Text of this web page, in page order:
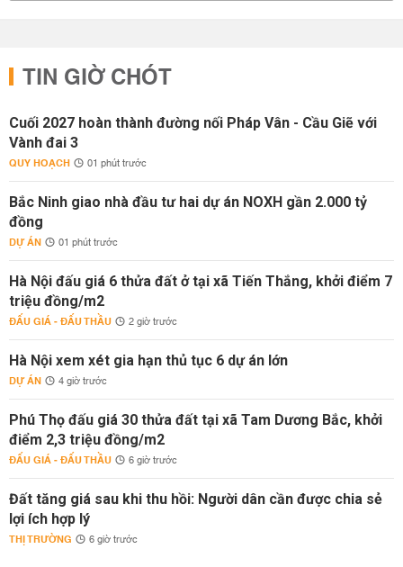
TIN GIỜ CHÓT
Cuối 2027 hoàn thành đường nối Pháp Vân - Cầu Giẽ với
Vành đai 3
QUY HOẠCH 01 phút trước
Bắc Ninh giao nhà đầu tư hai dự án NOXH gần 2.000 tỷ
đồng
DỰ ÁN 01 phút trước
Hà Nội đấu giá 6 thửa đất ở tại xã Tiến Thắng, khởi điểm 7
triệu đồng/m2
ĐẤU GIÁ - ĐẤU THẦU 2 giờ trước
Hà Nội xem xét gia hạn thủ tục 6 dự án lớn
DỰ ÁN 4 giờ trước
Phú Thọ đấu giá 30 thửa đất tại xã Tam Dương Bắc, khởi
điểm 2,3 triệu đồng/m2
ĐẤU GIÁ - ĐẤU THẦU 6 giờ trước
Đất tăng giá sau khi thu hồi: Người dân cần được chia sẻ
lợi ích hợp lý
THỊ TRƯỜNG 6 giờ trước